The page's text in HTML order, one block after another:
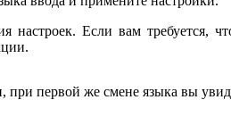
настроек. Если вам
при первой же смене языка вы